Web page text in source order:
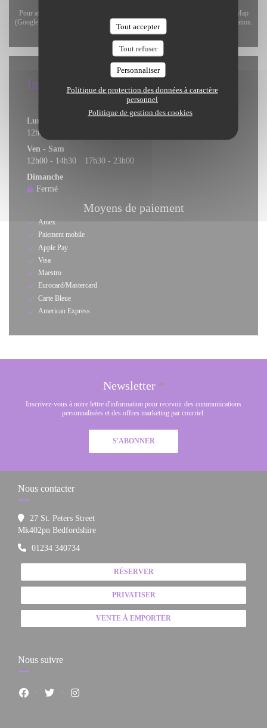
Tout accepter
Tout refuser
Personnaliser
Politique de protection des données à caractère
personnel
Politique de gestion des cookies
Pour afficher la carte interactive Waze, vous devez accepter les cookies Waze Map
(Google). Ces cookies peuvent collecter des données de navigation et de localisation.
Autoriser
Infos pratiques
Horaires
Lun
12h00 - 14h30
Ven - Sam
12h00 - 14h30 •
17h30 - 23h00
Dimanche
Fermé
Moyens de paiement
Amex
Paiement mobile
Apple Pay
Visa
Maestro
Eurocard/Mastercard
Carte Bleue
American Express
Newsletter *
Inscrivez-vous à notre lettre d'information pour recevoir des communications
personnalisées et des offres marketing par courriel.
S'ABONNER
Nous contacter
27 St. Peters Street
Mk402pn Bedfordshire((ouvre une nouvelle fenêtre))
01234 340734
RÉSERVER
PRIVATISER
VENTE À EMPORTER
Nous suivre
Facebook ((ouvre une nouvelle fenêtre))
Twitter ((ouvre une nouvelle fenêtre))
Instagram ((ouvre une nouvelle fenêtre))